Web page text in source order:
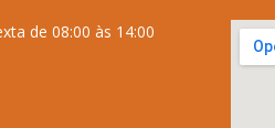
de 08:00 às 14:00